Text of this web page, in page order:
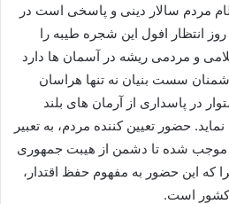
مردم سالار دینی و پاسخی است در
روز انتظار افول این شجره طیبه را
و مردمی ریشه در آسمان ها دارد
سست بنیان نه تنها هراسان
در پاسداری از آرمان های بلند
حضور تعیین کننده مردم، به تعبیر
موجب شده تا دشمن از هیبت جمهوری
که این حضور به مفهوم حفظ اقتدار،
است.